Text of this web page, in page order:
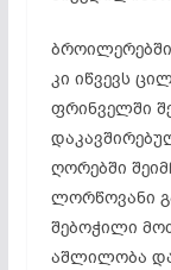
კი იწვევს
ფრინველში
ღორებში
ლორწოვანი
შებოჭილი
აშლილობა